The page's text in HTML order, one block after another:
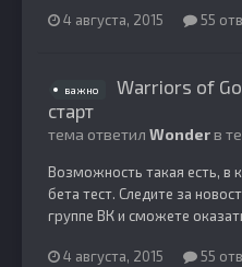
4 августа, 2015 55
важно
Warriors of
старт
тема ответил Wonderв
Возможность такая есть, в
бета тест. Следите за
группе ВК и сможете
4 августа, 2015 55